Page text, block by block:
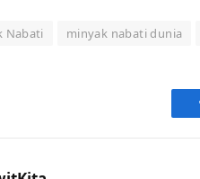
Nabati minyak nabati dunia